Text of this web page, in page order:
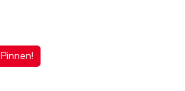
Pinnen!